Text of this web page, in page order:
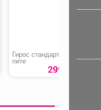
Гирос стандартный в
пите
299 руб.